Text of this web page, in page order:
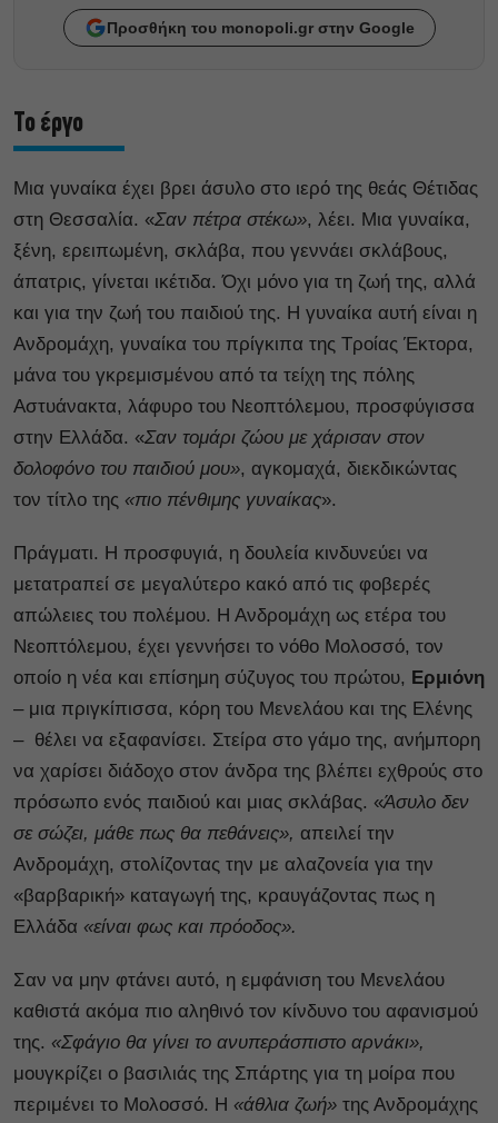
Προσθήκη του monopoli.gr στην Google
Το έργο
Μια γυναίκα έχει βρει άσυλο στο ιερό της θεάς Θέτιδας
στη Θεσσαλία. «Σαν πέτρα στέκω», λέει. Μια γυναίκα,
ξένη, ερειπωμένη, σκλάβα, που γεννάει σκλάβους,
άπατρις, γίνεται ικέτιδα. Όχι μόνο για τη ζωή της, αλλά
και για την ζωή του παιδιού της. Η γυναίκα αυτή είναι η
Ανδρομάχη, γυναίκα του πρίγκιπα της Τροίας Έκτορα,
μάνα του γκρεμισμένου από τα τείχη της πόλης
Αστυάνακτα, λάφυρο του Νεοπτόλεμου, προσφύγισσα
στην Ελλάδα. «Σαν τομάρι ζώου με χάρισαν στον
δολοφόνο του παιδιού μου», αγκομαχά, διεκδικώντας
τον τίτλο της «πιο πένθιμης γυναίκας».
Πράγματι. Η προσφυγιά, η δουλεία κινδυνεύει να
μετατραπεί σε μεγαλύτερο κακό από τις φοβερές
απώλειες του πολέμου. Η Ανδρομάχη ως ετέρα του
Νεοπτόλεμου, έχει γεννήσει το νόθο Μολοσσό, τον
οποίο η νέα και επίσημη σύζυγος του πρώτου, Ερμιόνη
– μια πριγκίπισσα, κόρη του Μενελάου και της Ελένης
– θέλει να εξαφανίσει. Στείρα στο γάμο της, ανήμπορη
να χαρίσει διάδοχο στον άνδρα της βλέπει εχθρούς στο
πρόσωπο ενός παιδιού και μιας σκλάβας. «Άσυλο δεν
σε σώζει, μάθε πως θα πεθάνεις», απειλεί την
Ανδρομάχη, στολίζοντας την με αλαζονεία για την
«βαρβαρική» καταγωγή της, κραυγάζοντας πως η
Ελλάδα «είναι φως και πρόοδος».
Σαν να μην φτάνει αυτό, η εμφάνιση του Μενελάου
καθιστά ακόμα πιο αληθινό τον κίνδυνο του αφανισμού
της. «Σφάγιο θα γίνει το ανυπεράσπιστο αρνάκι»,
μουγκρίζει ο βασιλιάς της Σπάρτης για τη μοίρα που
περιμένει το Μολοσσό. Η «άθλια ζωή» της Ανδρομάχης